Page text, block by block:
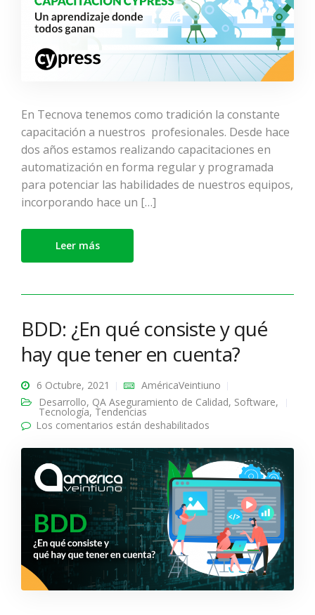
En Tecnova tenemos como tradición la constante
capacitación a nuestros profesionales. Desde hace
dos años estamos realizando capacitaciones en
automatización en forma regular y programada
para potenciar las habilidades de nuestros equipos,
incorporando hace un […]
Leer más
BDD: ¿En qué consiste y qué
hay que tener en cuenta?
6 Octubre, 2021
AméricaVeintiuno
Desarrollo, QA Aseguramiento de Calidad, Software,
Tecnología, Tendencias
Los comentarios están deshabilitados
tener en cuenta?